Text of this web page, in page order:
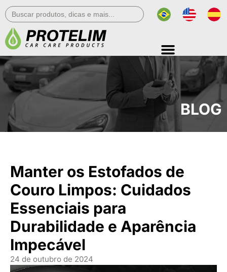
Search
for:
BLOG
Manter os Estofados de
Couro Limpos: Cuidados
Essenciais para
Durabilidade e Aparência
Impecável
24 de outubro de 2024